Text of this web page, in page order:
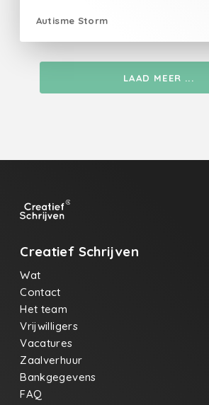
het is zo mooi. https://
Autisme Storm
LAAD MEER ...
Creatief Schrijven
Wat
Contact
Het team
Vrijwilligers
Vacatures
Zaalverhuur
Bankgegevens
FAQ